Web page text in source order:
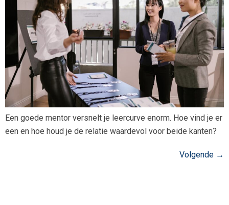
Een goede mentor versnelt je leercurve enorm. Hoe vind je er
een en hoe houd je de relatie waardevol voor beide kanten?
Volgende →